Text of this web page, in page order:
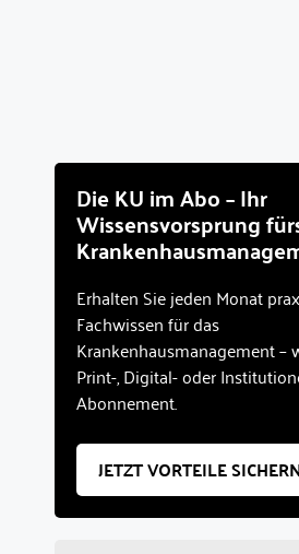
Die KU im Abo – Ihr
Wissensvorsprung
Erhalten Sie jeden Monat
Fachwissen für das
Krankenhausmanagement –
Print-, Digital- oder
Abonnement.
JETZT VORTEILE